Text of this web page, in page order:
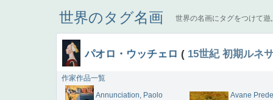
世界のタグ名画 世界の名画にタグをつけて遊
パオロ・ウッチェロ ( 15世紀 初期ルネ
作家作品一覧
Annunciation, Paolo
Avane